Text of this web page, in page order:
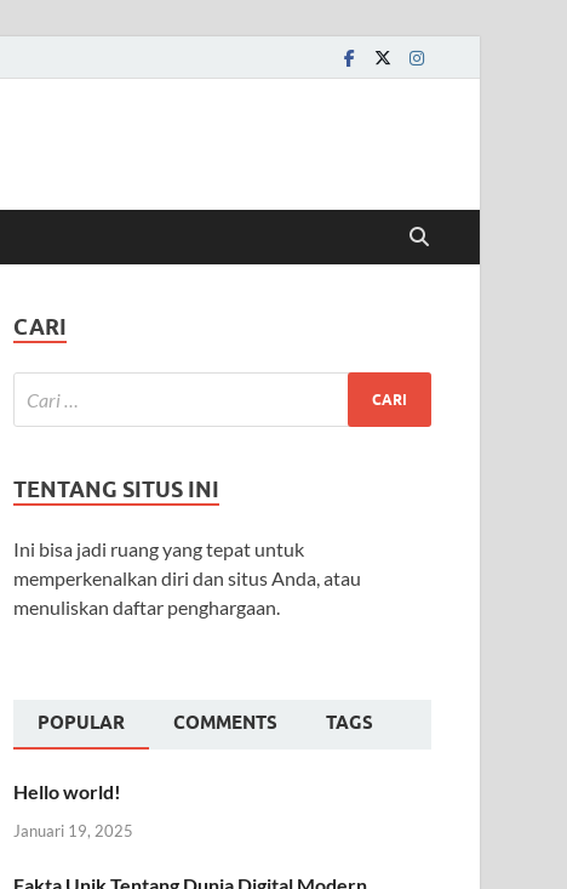
CARI
TENTANG SITUS INI
Ini bisa jadi ruang yang tepat untuk
memperkenalkan diri dan situs Anda, atau
menuliskan daftar penghargaan.
POPULAR COMMENTS TAGS
Hello world!
Januari 19, 2025